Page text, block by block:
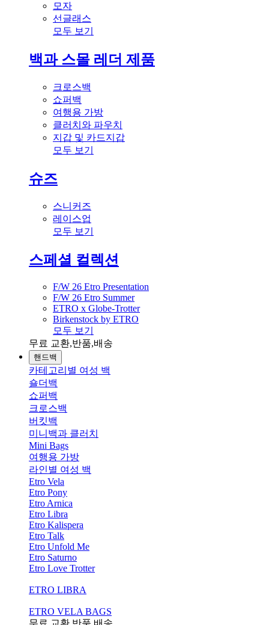
모자
선글래스
모두 보기
백과 스몰 레더 제품
크로스백
쇼퍼백
여행용 가방
클러치와 파우치
지갑 및 카드지갑
모두 보기
슈즈
스니커즈
레이스업
모두 보기
스페셜 컬렉션
F/W 26 Etro Presentation
F/W 26 Etro Summer
ETRO x Globe-Trotter
Birkenstock by ETRO
모두 보기
무료 교환,반품,배송
핸드백
카테고리별 여성 백
숄더백
쇼퍼백
크로스백
버킷백
미니백과 클러치
Mini Bags
여행용 가방
라인별 여성 백
Etro Vela
Etro Pony
Etro Arnica
Etro Libra
Etro Kalispera
Etro Talk
Etro Unfold Me
Etro Saturno
Etro Love Trotter
ETRO LIBRA
ETRO VELA BAGS
무료 교환,반품,배송